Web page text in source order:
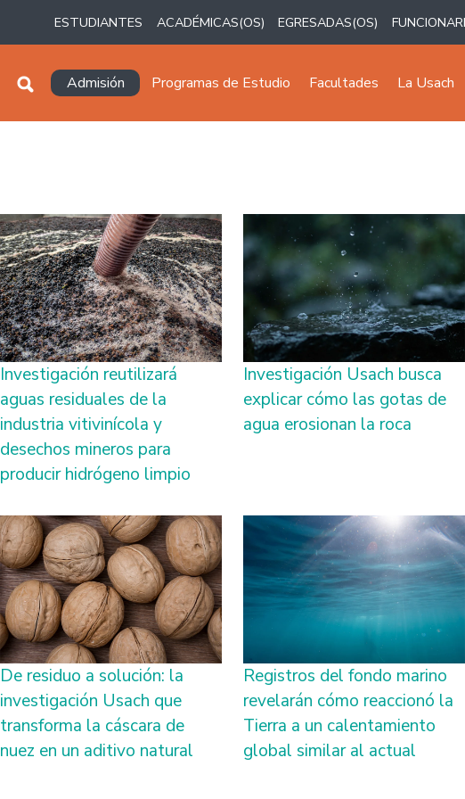
ESTUDIANTES ACADÉMICAS(OS) EGRESADAS(OS)
Navegación principal
Admisión Programas de Estudio Facultades La Usach
Investigación reutilizará
aguas residuales de la
industria vitivinícola y
desechos mineros para
producir hidrógeno limpio
Investigación Usach busca
explicar cómo las gotas de
agua erosionan la roca
De residuo a solución: la
investigación Usach que
transforma la cáscara de
nuez en un aditivo natural
Registros del fondo marino
revelarán cómo reaccionó la
Tierra a un calentamiento
global similar al actual